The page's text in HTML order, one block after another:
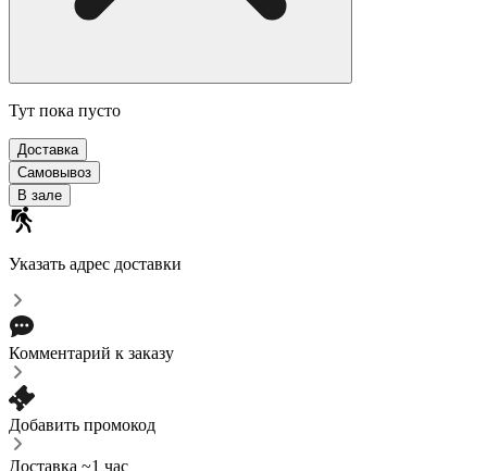
Тут пока пусто
Доставка
Самовывоз
В зале
Указать адрес доставки
Комментарий к заказу
Добавить промокод
Доставка ~1 час